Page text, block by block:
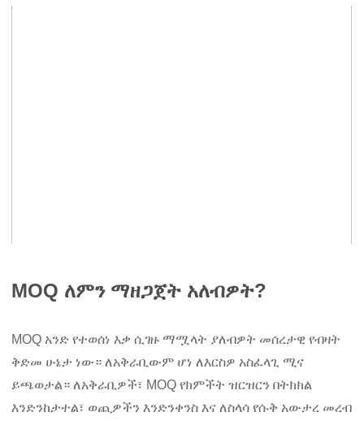
MOQ ለምን ማዘጋጀት አለብዎት?
MOQ አንድ የተወሰነ እቃ ሲገዙ ማሟላት ያለብዎት መሰረታዊ የብዛት
ቅድመ ሁኔታ ነው። ለአቅራቢውም ሆነ ለእርስዎ አስፈላጊ ሚና
ይጫወታል። ለአቅራቢዎች፣ MOQ የክምችት ዝርዝርን በትክክል
እንድንከታተል፣ ወጪዎችን እንድንቀንስ እና ለስላሳ የሱቅ አውታረ መረብ